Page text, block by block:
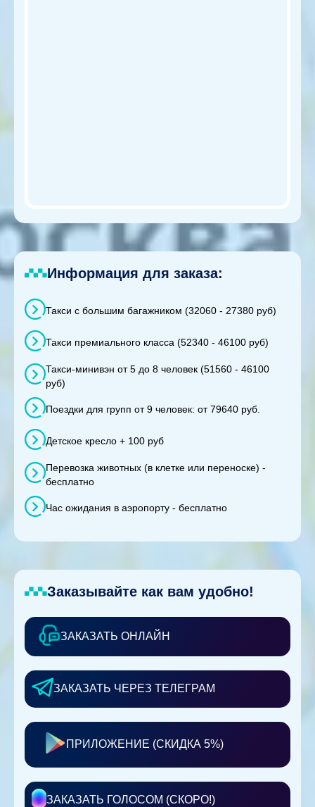
Информация для заказа:
Такси с большим багажником (32060 - 27380 руб)
Такси премиального класса (52340 - 46100 руб)
Такси-минивэн от 5 до 8 человек (51560 - 46100
руб)
Поездки для групп от 9 человек: от 79640 руб.
Детское кресло + 100 руб
Перевозка животных (в клетке или переноске) -
бесплатно
Час ожидания в аэропорту - бесплатно
Заказывайте как вам удобно!
ЗАКАЗАТЬ ОНЛАЙН
ЗАКАЗАТЬ ЧЕРЕЗ ТЕЛЕГРАМ
ПРИЛОЖЕНИЕ (СКИДКА 5%)
ЗАКАЗАТЬ ГОЛОСОМ (СКОРО!)